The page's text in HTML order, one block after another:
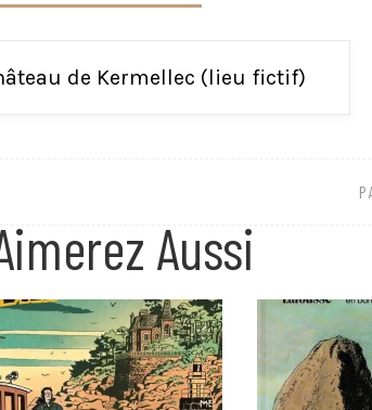
de Kermellec (lieu fictif)
Aussi